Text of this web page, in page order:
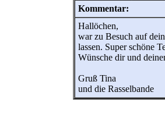
Kommentar:
Hallöchen,
war zu Besuch auf
lassen. Super schöne
Wünsche dir und
Gruß Tina
und die Rasselbande